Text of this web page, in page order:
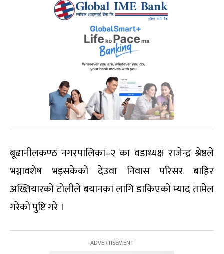
बूढानीलकण्ठ नगरपालिका–२ का वडाध्यक्ष राजेन्द्र श्रेष्ठले
भग्नावशेष भइसकेको देउवा निवास परिसर बाहिर
अख्तियारको टोलीले बयानका लागि डाकिएको म्याद तामेल
गरेको पुष्टि गरे ।